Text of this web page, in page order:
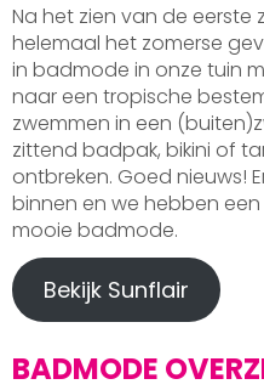
Na het zien van de eerste
helemaal het zomerse
in badmode in onze tuin
naar een tropische
zwemmen in een
zittend badpak, bikini of
ontbreken. Goed nieuws!
binnen en we hebben
mooie badmode.
Bekijk Sunflair
BADMODE